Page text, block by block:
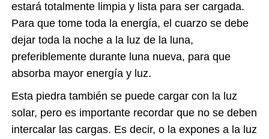
estará totalmente limpia y lista para ser cargada.
Para que tome toda la energía, el cuarzo se debe
dejar toda la noche a la luz de la luna,
preferiblemente durante luna nueva, para que
absorba mayor energía y luz.
Esta piedra también se puede cargar con la luz
solar, pero es importante recordar que no se deben
intercalar las cargas. Es decir, o la expones a la luz